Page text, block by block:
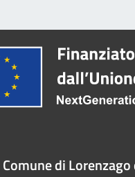
Comune di Lorenzago